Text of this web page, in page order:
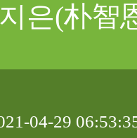
은(朴智
이린비
04-29